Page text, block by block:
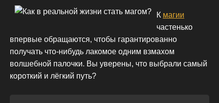
К магии
частенько
впервые обращаются, чтобы гарантированно
получать что-нибудь лакомое одним взмахом
волшебной палочки. Вы уверены, что выбрали самый
короткий и лёгкий путь?